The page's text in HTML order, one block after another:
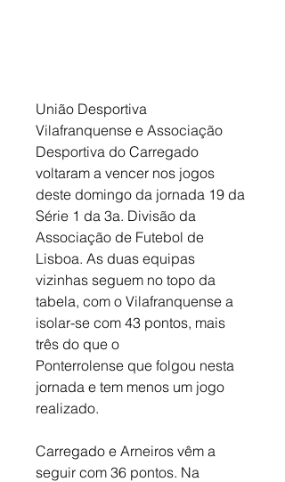
União Desportiva
Vilafranquense e Associação
Desportiva do Carregado
voltaram a vencer nos jogos
deste domingo da jornada 19 da
Série 1 da 3a. Divisão da
Associação de Futebol de
Lisboa. As duas equipas
vizinhas seguem no topo da
tabela, com o Vilafranquense a
isolar-se com 43 pontos, mais
três do que o
Ponterrolense que folgou nesta
jornada e tem menos um jogo
realizado.
Carregado e Arneiros vêm a
seguir com 36 pontos. Na